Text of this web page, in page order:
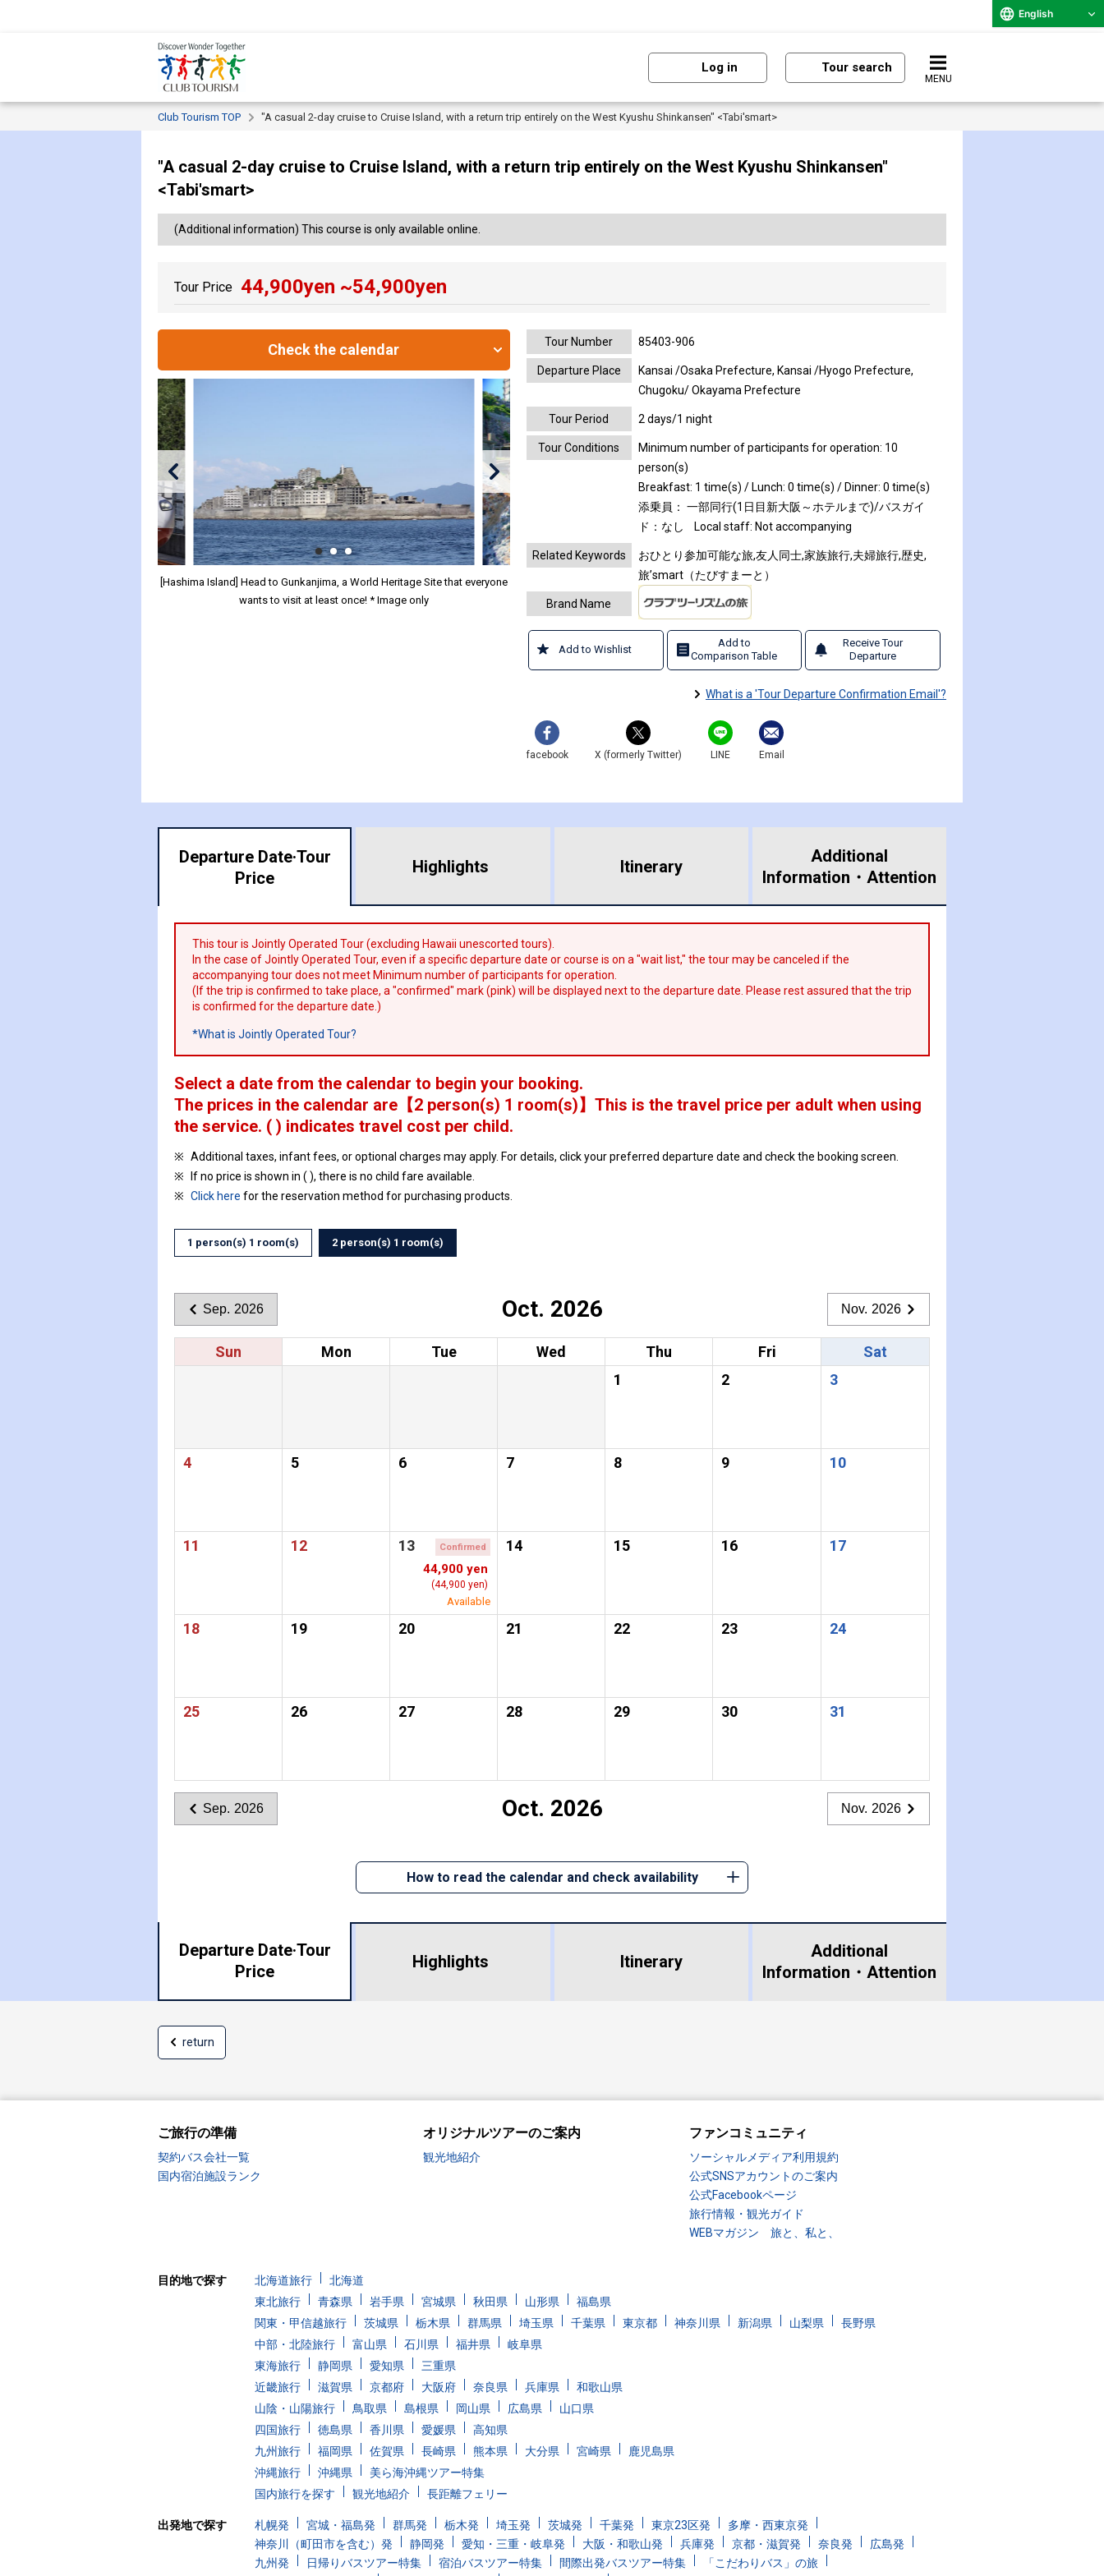
English
Log in Tour search
MENU
Club Tourism TOP "A casual 2-day cruise to Cruise Island, with a return trip entirely on the West Kyushu Shinkansen" <Tabi'smart>
"A casual 2-day cruise to Cruise Island, with a return trip entirely on the West Kyushu Shinkansen"
<Tabi'smart>
(Additional information) This course is only available online.
Tour Price 44,900yen ~54,900yen
Check the calendar
[Hashima Island] Head to Gunkanjima, a World Heritage Site that everyone
wants to visit at least once! * Image only
Tour Number 85403-906
Departure Place
Kansai /Osaka Prefecture, Kansai /Hyogo Prefecture,
Chugoku/ Okayama Prefecture
Tour Period 2 days/1 night
Tour Conditions
Minimum number of participants for operation: 10
person(s)
Breakfast: 1 time(s) / Lunch: 0 time(s) / Dinner: 0 time(s)
添乗員： 一部同行(1日目新大阪～ホテルまで)/バスガイ
ド：なし
Local staff: Not accompanying
Related Keywords
おひとり参加可能な旅,友人同士,家族旅行,夫婦旅行,歴史,
旅’smart（たびすまーと）
Brand Name
Add to Wishlist
Add to
Comparison Table
Receive Tour
Departure
What is a 'Tour Departure Confirmation Email'?
facebook X (formerly Twitter) LINE Email
Departure Date·Tour
Price
Highlights Itinerary
Additional
Information・ Attention
This tour is Jointly Operated Tour (excluding Hawaii unescorted tours).
In the case of Jointly Operated Tour, even if a specific departure date or course is on a "wait list," the tour may be canceled if the
accompanying tour does not meet Minimum number of participants for operation.
(If the trip is confirmed to take place, a "confirmed" mark (pink) will be displayed next to the departure date. Please rest assured that the trip
is confirmed for the departure date.)
*What is Jointly Operated Tour?
Select a date from the calendar to begin your booking.
The prices in the calendar are 【2 person(s) 1 room(s)】This is the travel price per adult when using
the service. ( ) indicates travel cost per child.
Additional taxes, infant fees, or optional charges may apply. For details, click your preferred departure date and check the booking screen.
If no price is shown in ( ), there is no child fare available.
Click here for the reservation method for purchasing products.
1 person(s) 1 room(s) 2 person(s) 1 room(s)
Sep. 2026 Oct. 2026 Nov. 2026
Sun Mon Tue Wed Thu Fri
Sat
1
2 3
4 5 6 7 8 9 10
11 12 13 Confirmed
44,900 yen
(44,900 yen)
Available
14 15 16 17
18 19 20 21 22 23 24
25 26 27 28 29 30 31
Sep. 2026 Oct. 2026 Nov. 2026
How to read the calendar and check availability
Departure Date·Tour
Price
Highlights Itinerary
Additional
Information・ Attention
return
ご旅行の準備
契約バス会社一覧
国内宿泊施設ランク
オリジナルツアーのご案内
観光地紹介
ファンコミュニティ
ソーシャルメディア利用規約
公式SNSアカウントのご案内
公式Facebookページ
旅行情報・観光ガイド
WEBマガジン 旅と、私と、
目的地で探す 北海道旅行
北海道
東北旅行
青森県 岩手県 宮城県 秋田県 山形県
福島県
関東・甲信越旅行
茨城県 栃木県 群馬県 埼玉県 千葉県 東京都 神奈川県 新潟県 山梨県
長野県
中部・北陸旅行
富山県 石川県 福井県
岐阜県
東海旅行
静岡県 愛知県
三重県
近畿旅行
滋賀県 京都府 大阪府 奈良県 兵庫県
和歌山県
山陰・山陽旅行
鳥取県 島根県 岡山県 広島県
山口県
四国旅行
徳島県 香川県 愛媛県
高知県
九州旅行
福岡県 佐賀県 長崎県 熊本県 大分県 宮崎県
鹿児島県
沖縄旅行
沖縄県
美ら海沖縄ツアー特集
国内旅行を探す
観光地紹介 長距離フェリー
出発地で探す 札幌発 宮城・福島発 群馬発 栃木発 埼玉発 茨城発 千葉発 東京23区発
多摩・西東京発
神奈川（町田市を含む）発
静岡発 愛知・三重・岐阜発 大阪・和歌山発 兵庫発 京都・滋賀発 奈良発
広島発
九州発
日帰りバスツアー特集 宿泊バスツアー特集 間際出発バスツアー特集
「こだわりバス」の旅